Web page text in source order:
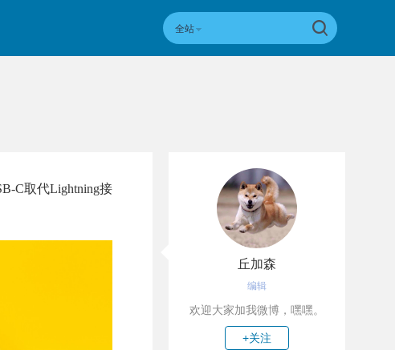
全站
C取代Lightning接
丘加森
编辑
欢迎大家加我微博，嘿嘿。
+关注